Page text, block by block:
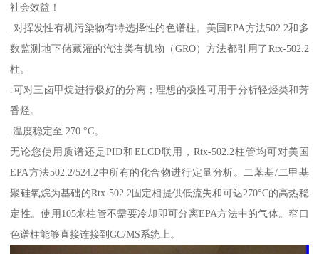
社会效益！
.对挥发性有机污染物有特选择性的色谱柱。美国EPA方法502.2和多
数监测地下储藏灌的汽油类有机物（GRO）方法都引用了Rtx-502.2
柱。
.可对三卤甲烷进行极好的分离；理想的极性可用于分析轻烃类和芳
香烃。
.温度稳定至 270 °C。
无论您使用质谱还是PID和ELCD联用，Rtx-502.2柱管均可对美国
EPA方法502.2/524.2中所有的化合物进行定量分析。二苯基/二甲基
聚硅氧烷为基础的Rtx-502.2固定相提供低流失和可达270°C的高热稳
定性。使用105米柱管不需要冷却即可分离EPA方法中的气体。窄口
色谱柱能够直接连接到GC/MS系统上。